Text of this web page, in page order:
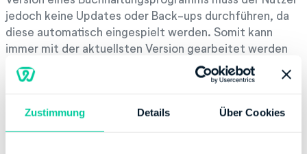
Zustimmung Details Über Cookies
jedoch keine Updates oder Back-ups durchführen, da
diese automatisch eingespielt werden. Somit kann
immer mit der aktuellsten Version gearbeitet werden
und die Daten sind vor Verlust geschützt. Für die
Nutzung einer Online-Buchhaltungssoftware ist
dass eine ortsunabhängige Bearbeitung möglich ist. Das
cloud-basierte Programm hinterlegt alle Daten auf